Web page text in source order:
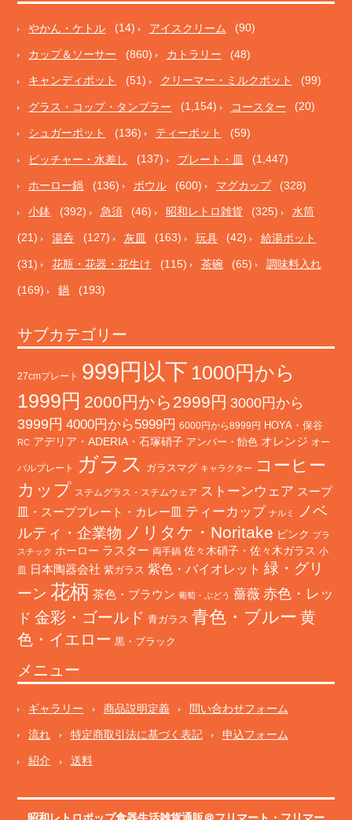
やかん・ケトル (14) アイスクリーム (90)
カップ＆ソーサー (860) カトラリー (48)
キャンディポット (51) クリーマー・ミルクポット (99)
グラス・コップ・タンブラー (1,154) コースター (20)
シュガーポット (136) ティーポット (59)
ピッチャー・水差し (137) プレート・皿 (1,447)
ホーロー鍋 (136) ボウル (600) マグカップ (328)
小鉢 (392) 急須 (46) 昭和レトロ雑貨 (325) 水筒
(21) 湯呑 (127) 灰皿 (163) 玩具 (42) 給湯ポット
(31) 花瓶・花器・花生け (115) 茶碗 (65) 調味料入れ
(169) 鍋 (193)
サブカテゴリー
27cmプレート 999円以下 1000円から
1999円 2000円から2999円 3000円から
3999円 4000円から5999円 6000円から8999円 HOYA・保谷
RC アデリア・ADERIA・石塚硝子 アンバー・飴色 オレンジ オー
バルプレート ガラス ガラスマグ キャラクター
コーヒー
カップ ステムグラス・ステムウェア ストーンウェア スープ
皿・スーププレート・カレー皿 ティーカップ ナルミ
ノベ
ルティ・企業物 ノリタケ・Noritake ピンク プラ
スチック ホーロー ラスター 両手鍋 佐々木硝子・佐々木ガラス 小
皿
日本陶器会社 紫ガラス 紫色・バイオレット 緑・グリ
ーン 花柄 茶色・ブラウン 葡萄・ぶどう 薔薇 赤色・レッ
ド 金彩・ゴールド 青ガラス 青色・ブルー 黄
色・イエロー 黒・ブラック
メニュー
ギャラリー 商品説明定義 問い合わせフォーム
流れ 特定商取引法に基づく表記 申込フォーム
紹介 送料